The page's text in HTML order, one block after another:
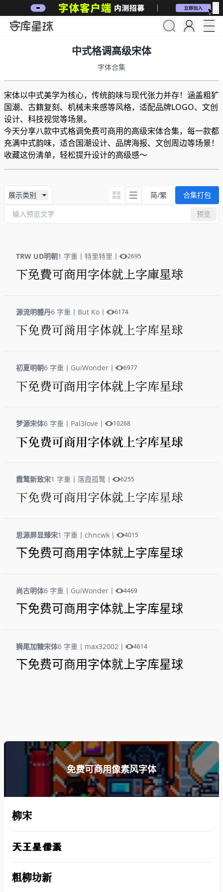
中式格调高级宋体
字体合集
宋体以中式美学为核心，​传统韵味与现代张力并存！涵盖粗犷
国潮、古籍复刻、机械未来感等风格，适配品牌LOGO、文创
设计、科技视觉等场景。
今天分享八款中式格调免费可商用的高级宋体合集，每一款都
充满中式韵味，适合国潮设计、品牌海报、文创周边等场景！
收藏这份清单，轻松提升设计的高级感～
展示类别 简/繁
合集打包
预览
TRW UD明朝1 字重 丨 特里特里 丨 2695
下免费可商用字体就上字库星球
源流明體丹6 字重 丨 But Ko 丨 6174
下免费可商用字体就上字库星球
初夏明朝6 字重 丨 GuiWonder 丨 6977
下免费可商用字体就上字库星球
梦源宋体6 字重 丨 Pal3love 丨 10268
下免费可商用字体就上字库星球
霞鹜新致宋1 字重 丨 落霞孤鹜 丨 6255
下免费可商用字体就上字库星球
思源屏显臻宋1 字重 丨 chncwk 丨 4015
下免费可商用字体就上字库星球
尚古明体6 字重 丨 GuiWonder 丨 4469
下免费可商用字体就上字库星球
狮尾加糖宋体6 字重 丨 max32002 丨 4614
下免费可商用字体就上字库星球
免费可商用像素风字体
柳宋
天王星像素
粗柳坊新